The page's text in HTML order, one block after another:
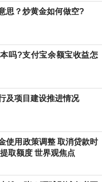
思？炒黄金如何做空?
吗?支付宝余额宝收益怎
及项目建设推进情况
使用政策调整 取消贷款时
取额度 世界观焦点